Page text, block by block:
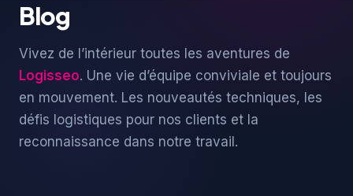
Blog
Vivez de l’intérieur toutes les aventures de
Logisseo. Une vie d’équipe conviviale et toujours
en mouvement. Les nouveautés techniques, les
défis logistiques pour nos clients et la
reconnaissance dans notre travail.